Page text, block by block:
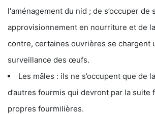
l'aménagement du nid ; de s’occuper de
approvisionnement en nourriture et de
contre, certaines ouvrières se chargent
surveillance des œufs.
Les mâles : ils ne s’occupent que de
d’autres fourmis qui devront par la suite
propres fourmilières.